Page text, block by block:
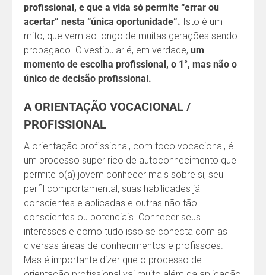
profissional, e que a vida só permite “errar ou
acertar” nesta “única oportunidade”. Isto é um
mito, que vem ao longo de muitas gerações sendo
propagado. O vestibular é, em verdade, um
momento de escolha profissional, o 1°, mas não o
único de decisão profissional.
A ORIENTAÇÃO VOCACIONAL /
PROFISSIONAL
A orientação profissional, com foco vocacional, é
um processo super rico de autoconhecimento que
permite o(a) jovem conhecer mais sobre si, seu
perfil comportamental, suas habilidades já
conscientes e aplicadas e outras não tão
conscientes ou potenciais. Conhecer seus
interesses e como tudo isso se conecta com as
diversas áreas de conhecimentos e profissões.
Mas é importante dizer que o processo de